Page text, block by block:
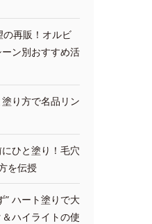
の再販！オルビ
ン別おすすめ活
塗り方で名品リン
にひと塗り！毛穴
を伝授
” ハート塗りで大
ハイライトの使